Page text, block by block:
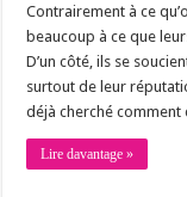
Contrairement à ce
beaucoup à ce que
D’un côté, ils se
surtout de leur
déjà cherché comment
Lire davantage »